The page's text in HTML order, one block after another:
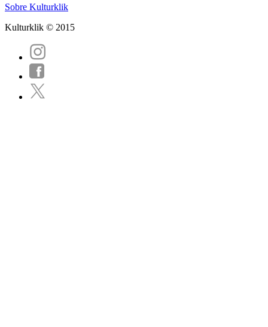
Sobre Kulturklik
Kulturklik © 2015